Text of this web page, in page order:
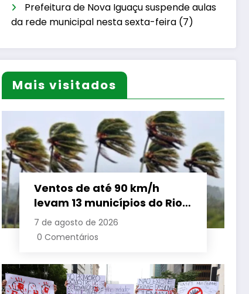
Prefeitura de Nova Iguaçu suspende aulas
da rede municipal nesta sexta-feira (7)
Mais visitados
Ventos de até 90 km/h
levam 13 municípios do Rio
a suspender aulas nesta
sexta-feira
7 de agosto de 2026
0 Comentários